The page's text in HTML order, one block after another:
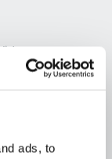
ads, to
etc.